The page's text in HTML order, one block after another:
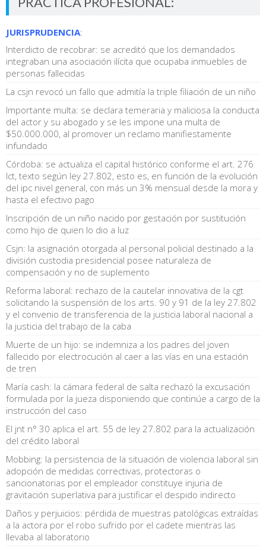
JURISPRUDENCIA:
Interdicto de recobrar: se acreditó que los demandados
integraban una asociación ilícita que ocupaba inmuebles de
personas fallecidas
La csjn revocó un fallo que admitía la triple filiación de un niño
Importante multa: se declara temeraria y maliciosa la conducta
del actor y su abogado y se les impone una multa de
$50.000.000, al promover un reclamo manifiestamente
infundado
Córdoba: se actualiza el capital histórico conforme el art. 276
lct, texto según ley 27.802, esto es, en función de la evolución
del ipc nivel general, con más un 3% mensual desde la mora y
hasta el efectivo pago
Inscripción de un niño nacido por gestación por sustitución
como hijo de quien lo dio a luz
Csjn: la asignación otorgada al personal policial destinado a la
división custodia presidencial posee naturaleza de
compensación y no de suplemento
Reforma laboral: rechazo de la cautelar innovativa de la cgt
solicitando la suspensión de los arts. 90 y 91 de la ley 27.802
y el convenio de transferencia de la justicia laboral nacional a
la justicia del trabajo de la caba
Muerte de un hijo: se indemniza a los padres del joven
fallecido por electrocución al caer a las vías en una estación
de tren
María cash: la cámara federal de salta rechazó la excusación
formulada por la jueza disponiendo que continúe a cargo de la
instrucción del caso
El jnt n° 30 aplica el art. 55 de ley 27.802 para la actualización
del crédito laboral
Mobbing: la persistencia de la situación de violencia laboral sin
adopción de medidas correctivas, protectoras o
sancionatorias por el empleador constituye injuria de
gravitación superlativa para justificar el despido indirecto
Daños y perjuicios: pérdida de muestras patológicas extraídas
a la actora por el robo sufrido por el cadete mientras las
llevaba al laboratorio